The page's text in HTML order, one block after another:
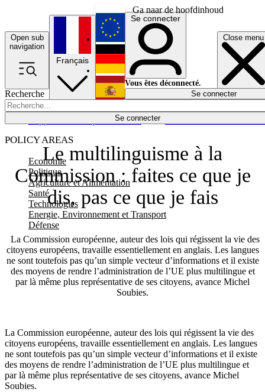
Ga naar de hoofdinhoud
Open sub
navigation
Close menu
Recherche
Se connecter
POLICY AREAS
Economie
Politique
Agriculture et Alimentation
Santé
Technologies
Energie, Environnement et Transport
Défense
Économie
Français
English
Deutsch
Español
Se connecter
Vous êtes déconnecté.
Se connecter
Le multilinguisme à la
Commission : faites ce que je
dis, pas ce que je fais
La Commission européenne, auteur des lois qui régissent la vie des
citoyens européens, travaille essentiellement en anglais. Les langues
ne sont toutefois pas qu’un simple vecteur d’informations et il existe
des moyens de rendre l’administration de l’UE plus multilingue et
par là même plus représentative de ses citoyens, avance Michel
Soubies.
La Commission européenne, auteur des lois qui régissent la vie des
citoyens européens, travaille essentiellement en anglais. Les langues
ne sont toutefois pas qu’un simple vecteur d’informations et il existe
des moyens de rendre l’administration de l’UE plus multilingue et
par là même plus représentative de ses citoyens, avance Michel
Soubies.